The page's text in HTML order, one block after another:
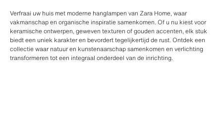
Verfraai uw huis met moderne hanglampen van Zara Home, waar
vakmanschap en organische inspiratie samenkomen. Of u nu kiest voor
keramische ontwerpen, geweven texturen of gouden accenten, elk stuk
biedt een uniek karakter en bevordert tegelijkertijd de rust. Ontdek een
collectie waar natuur en kunstenaarschap samenkomen en verlichting
transformeren tot een integraal onderdeel van de inrichting.